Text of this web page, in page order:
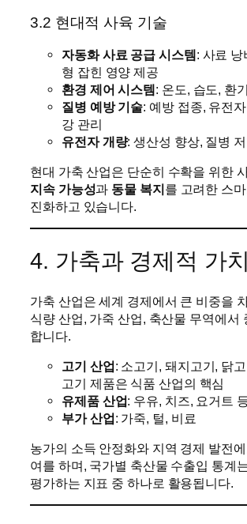
3.2 현대적 사육 기술
자동화 사료 공급 시스템: 사료 낭
형 잡힌 영양 제공
환경 제어 시스템: 온도, 습도, 환
질병 예방 기술: 예방 접종, 유전
강 관리
유전자 개량: 생산성 향상, 질병
현대 가축 산업은 단순히 수확을 위한
지속 가능성과 동물 복지를 고려한 스
진화하고 있습니다.
4. 가축과 경제적 가치
가축 산업은 세계 경제에서 큰 비중을
식량 산업, 가죽 산업, 축산물 무역에서
합니다.
고기 산업: 소고기, 돼지고기, 닭
고기 제품은 식품 산업의 핵심
유제품 산업: 우유, 치즈, 요거트
부가 산업: 가죽, 털, 비료
농가의 소득 안정화와 지역 경제 발전
여를 하며, 국가별 축산물 수출입 통계
평가하는 지표 중 하나로 활용됩니다.